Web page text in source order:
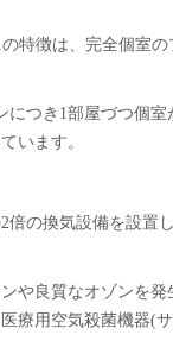
特徴は、完全個室
につき1部屋づつ個室
います。
倍の換気設備を設置
や良質なオゾンを
療用空気殺菌機器(